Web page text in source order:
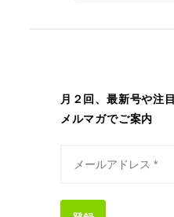
月２回、最新号や注
メルマガでご案内